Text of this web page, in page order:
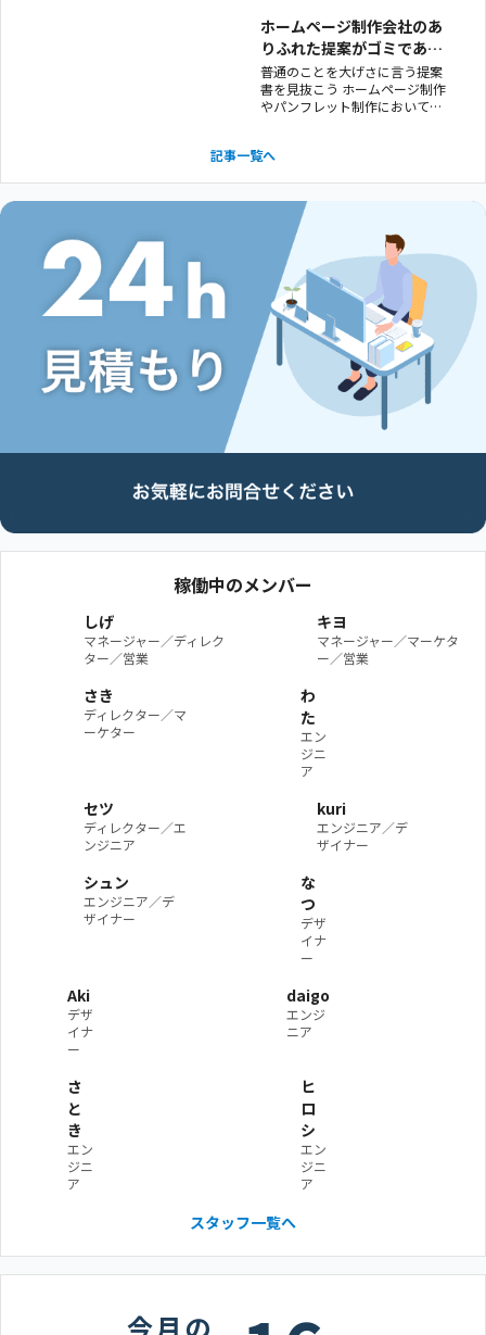
頭でやりとりされていた内容
や、要件定義書などのまとめを
「キャッチコピー」や「デザイ
ン」などクリエイティブの方向
性を可視化したものにな
ホームページ制作会社のあ
りふれた提案がゴミである
理由。
普通のことを大げさに言う提案
書を見抜こう ホームページ制作
やパンフレット制作において、
セプト＝企画が決まらなけれ
記事一覧へ
今月の
稼働中のメンバー
しげ
マネージャー／ディレク
ター／営業
キヨ
マネージャー／マーケタ
ー／営業
さき
ディレクター／マ
ーケター
わ
た
エン
ジニ
ア
セツ
ディレクター／エ
ンジニア
kuri
エンジニア／デ
ザイナー
シュン
エンジニア／デ
ザイナー
な
つ
デザ
イナ
ー
Aki
デザ
イナ
ー
daigo
エンジ
ニア
さ
と
き
エン
ジニ
ア
ヒ
ロ
シ
エン
ジニ
ア
スタッフ一覧へ